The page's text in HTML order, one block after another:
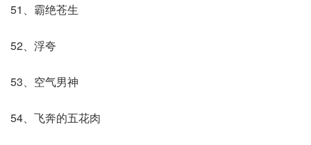
51、霸绝苍生
52、浮夸
53、空气男神
54、飞奔的五花肉